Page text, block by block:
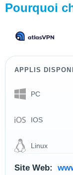
Pourquoi
APPLIS
PC
IOS
Linux
Site Web: